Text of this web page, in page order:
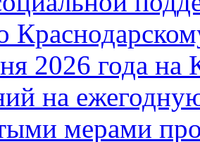
2026 года на
на
мерами